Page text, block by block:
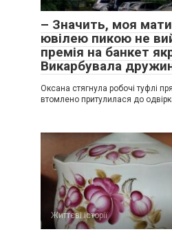
– Значить, моя
ювілею пикою не
премія на банкет
Викарбувала
Оксана стягнула робочі туфлі
втомлено притулилася до
Життєві історії